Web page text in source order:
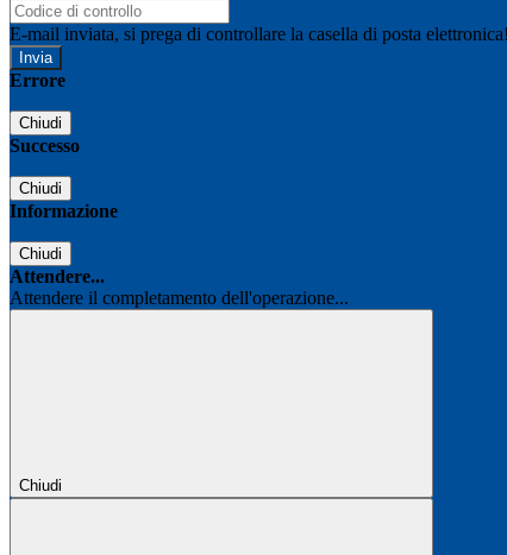
E-mail inviata, si prega di controllare la casella di posta elettronica!
Errore
Chiudi
Successo
Chiudi
Informazione
Chiudi
Attendere...
Attendere il completamento dell'operazione...
Chiudi